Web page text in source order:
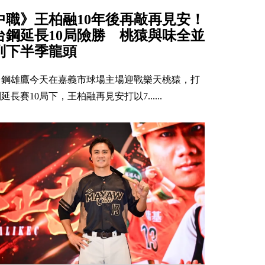
職》王柏融10年後再敲再見安！
鋼延長10局險勝 桃猿與味全並
下半季龍頭
雄鷹今天在嘉義市球場主場迎戰樂天桃猿，打
長賽10局下，王柏融再見安打以7......